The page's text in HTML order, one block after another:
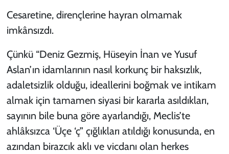
Cesaretine, dirençlerine hayran olmamak
imkânsızdı.
Çünkü “Deniz Gezmiş, Hüseyin İnan ve Yusuf
Aslan’ın idamlarının nasıl korkunç bir haksızlık,
adaletsizlik olduğu, ideallerini boğmak ve intikam
almak için tamamen siyasi bir kararla asıldıkları,
sayının bile buna göre ayarlandığı, Meclis’te
ahlâksızca ‘Üçe ‘ç” çığlıkları atıldığı konusunda, en
azından birazcık aklı ve vicdanı olan herkes